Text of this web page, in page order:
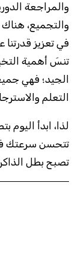
والمراجعة
والتجميع،
في تعزيز
تنسَ أهمية
الجيد؛ فهي
التعلم
لذا، ابدأ
تتحسن سرعتك
تصبح بطل